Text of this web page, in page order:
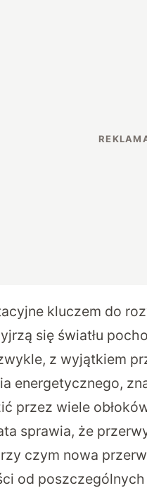
kluczem do
się światłu
z wyjątkiem
energetycznego,
przez wiele
sprawia, że
czym nowa
od